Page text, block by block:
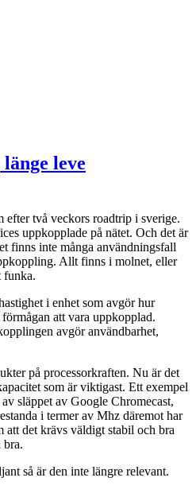
leve
efter två veckors roadtrip i sverige.
uppkopplade på nätet. Och det är
finns inte många användningsfall
Allt finns i molnet, eller
funka.
i enhet som avgör hur
att vara uppkopplad.
avgör användbarhet,
på processorkraften. Nu är det
som är viktigast. Ett exempel
släppet av Google Chromecast,
i termer av Mhz däremot har
att det krävs väldigt stabil och bra
bra.
så är den inte längre relevant.